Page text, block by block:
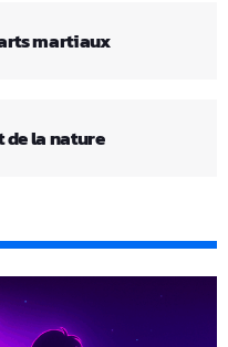
martiaux
de la nature